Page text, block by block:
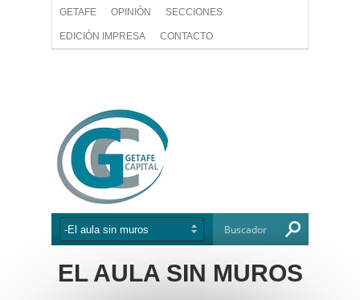
GETAFE OPINIÓN SECCIONES
EDICIÓN IMPRESA CONTACTO
EL AULA SIN MUROS